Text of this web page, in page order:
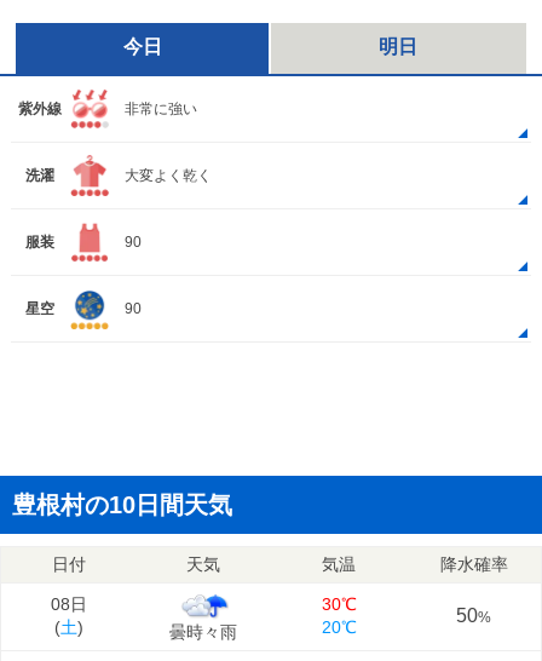
今日 明日
紫外線 非常に強い
洗濯 大変よく乾く
服装 90
星空 90
豊根村の10日間天気
日付 天気 気温 降水確率
08日
(土) 曇時々雨
30℃
20℃
50%